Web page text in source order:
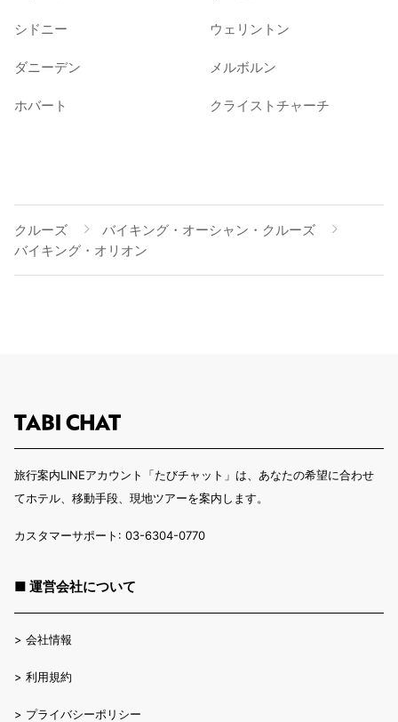
シドニー ウェリントン
ダニーデン メルボルン
ホバート クライストチャーチ
クルーズ
バイキング・オーシャン・クルーズ
バイキング・オリオン
旅行案内LINEアカウント「たびチャット」は、あなたの希望に合わせ
てホテル、移動手段、現地ツアーを案内します。
カスタマーサポート: 03-6304-0770
■ 運営会社について
> 会社情報
> 利用規約
> プライバシーポリシー